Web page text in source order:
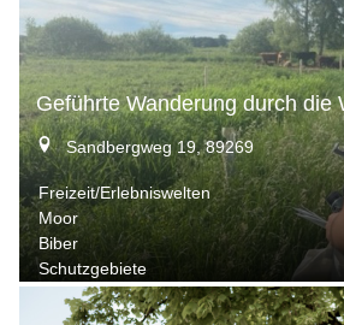
Geführte Wanderung durch die
Sandbergweg 19, 89269
Freizeit/Erlebniswelten
Moor
Biber
Schutzgebiete